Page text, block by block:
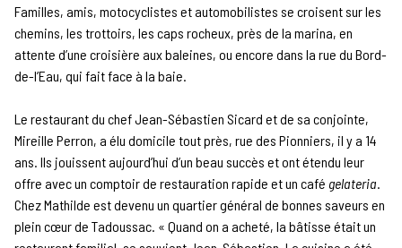
Familles, amis, motocyclistes et automobilistes se croisent sur les
chemins, les trottoirs, les caps rocheux, près de la marina, en
attente d’une croisière aux baleines, ou encore dans la rue du Bord-
de-l’Eau, qui fait face à la baie.
Le restaurant du chef Jean-Sébastien Sicard et de sa conjointe,
Mireille Perron, a élu domicile tout près, rue des Pionniers, il y a 14
ans. Ils jouissent aujourd’hui d’un beau succès et ont étendu leur
offre avec un comptoir de restauration rapide et un café gelateria
Chez Mathilde est devenu un quartier général de bonnes saveurs en
plein cœur de Tadoussac. « Quand on a acheté, la bâtisse était un